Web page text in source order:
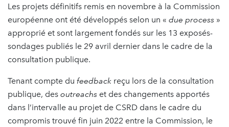
Les projets définitifs remis en novembre à la Commission
européenne ont été développés selon un « due process »
approprié et sont largement fondés sur les 13 exposés-
sondages publiés le 29 avril dernier dans le cadre de la
consultation publique.
Tenant compte du feedback reçu lors de la consultation
publique, des outreachs et des changements apportés
dans l’intervalle au projet de CSRD dans le cadre du
compromis trouvé fin juin 2022 entre la Commission, le